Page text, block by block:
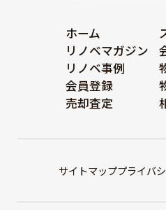
ホーム
リノベマガジン
リノベ事例
会員登録
売却査定
サイトマッププライバ